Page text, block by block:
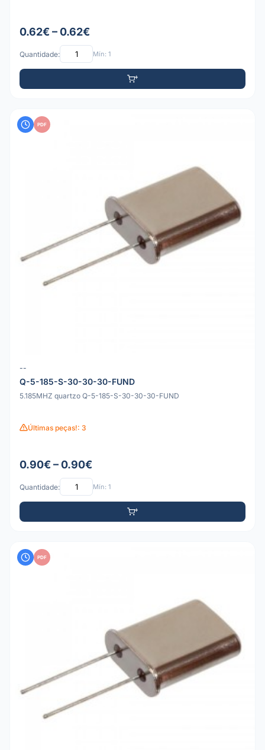
0.62€ – 0.62€
Quantidade: Mín: 1
PDF
--
Q-5-185-S-30-30-30-FUND
5.185MHZ quartzo Q-5-185-S-30-30-30-FUND
Últimas peças!: 3
0.90€ – 0.90€
Quantidade: Mín: 1
PDF